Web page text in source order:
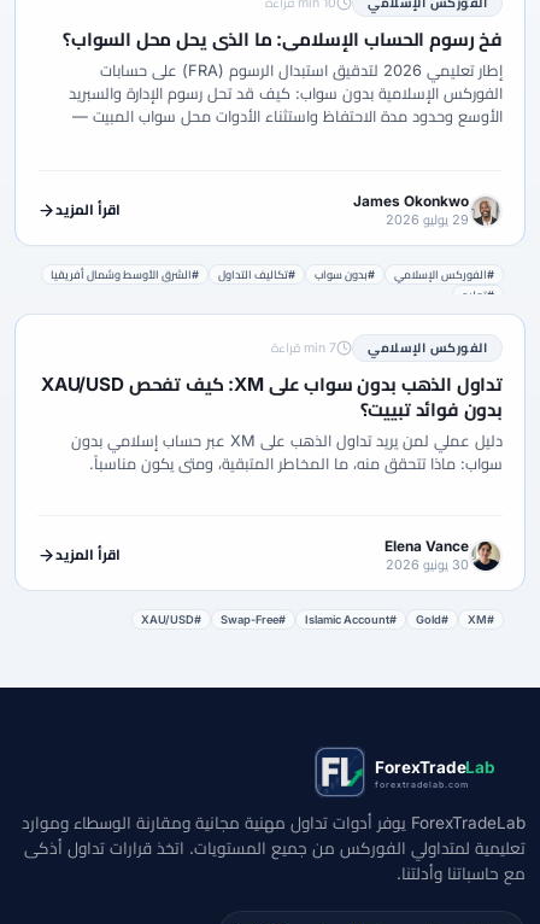
الفوركس الإسلامي 10 min قراءة
فخ رسوم الحساب الإسلامي: ما الذي يحل محل السواب؟
إطار تعليمي 2026 لتدقيق استبدال الرسوم (FRA) على حسابات
الفوركس الإسلامية بدون سواب: كيف قد تحل رسوم الإدارة والسبريد
الأوسع وحدود مدة الاحتفاظ واستثناء الأدوات محل سواب المبيت —
James Okonkwo
29 يوليو 2026
اقرأ المزيد
#الفوركس الإسلامي #بدون سواب #تكاليف التداول
#الشرق الأوسط وشمال أفريقيا
#تعليم
الفوركس الإسلامي 7 min قراءة
تداول الذهب بدون سواب على XM: كيف تفحص XAU/USD
بدون فوائد تبييت؟
دليل عملي لمن يريد تداول الذهب على XM عبر حساب إسلامي بدون
سواب: ماذا تتحقق منه، ما المخاطر المتبقية، ومتى يكون مناسباً.
Elena Vance
30 يونيو 2026
اقرأ المزيد
#XM
#Gold
#Islamic Account
#Swap-Free
#XAU/USD
ForexTradeLab
forextradelab.com
ForexTradeLab يوفر أدوات تداول مهنية مجانية ومقارنة الوسطاء وموارد
تعليمية لمتداولي الفوركس من جميع المستويات. اتخذ قرارات تداول أذكى
مع حاسباتنا وأدلتنا.